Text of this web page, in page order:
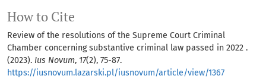
How to Cite
Review of the resolutions of the Supreme Court Criminal
Chamber concerning substantive criminal law passed in 2022 .
(2023). Ius Novum, 17(2), 75-87.
https://iusnovum.lazarski.pl/iusnovum/article/view/1367